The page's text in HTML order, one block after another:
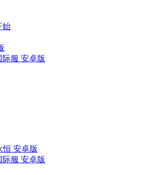
始
服 安卓版
恒 安卓版
服 安卓版